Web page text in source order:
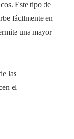
Este tipo de
fácilmente en
una mayor
las
el